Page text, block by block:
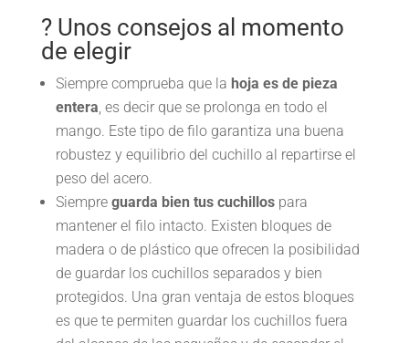
? Unos consejos al momento
de elegir
Siempre comprueba que la hoja es de pieza
entera, es decir que se prolonga en todo el
mango. Este tipo de filo garantiza una buena
robustez y equilibrio del cuchillo al repartirse el
peso del acero.
Siempre guarda bien tus cuchillospara
mantener el filo intacto. Existen bloques de
madera o de plástico que ofrecen la posibilidad
de guardar los cuchillos separados y bien
protegidos. Una gran ventaja de estos bloques
es que te permiten guardar los cuchillos fuera